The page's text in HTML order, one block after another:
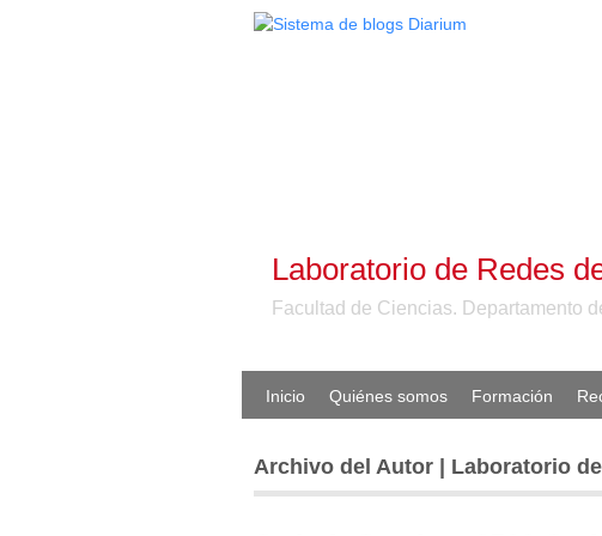
Laboratorio de Redes
Facultad de Ciencias. Departamento
Inicio Quiénes somos Formación
Archivo del Autor | Laboratorio